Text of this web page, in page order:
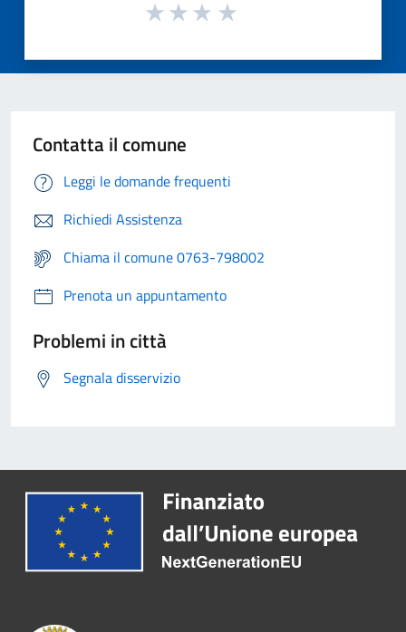
Contatta il comune
Leggi le domande frequenti
Richiedi Assistenza
Chiama il comune 0763-798002
Prenota un appuntamento
Problemi in città
Segnala disservizio